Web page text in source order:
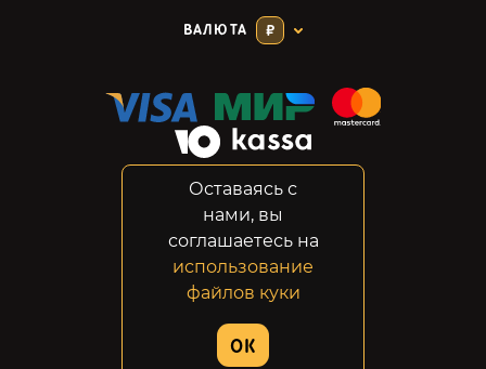
ВАЛЮТА ₽
Конфиденциальность
Возвраты
Правовая информация
© 2014-2026 GabeStore
ADN Digital Studio
Оставаясь с
нами, вы
соглашаетесь на
использование
файлов куки
OK